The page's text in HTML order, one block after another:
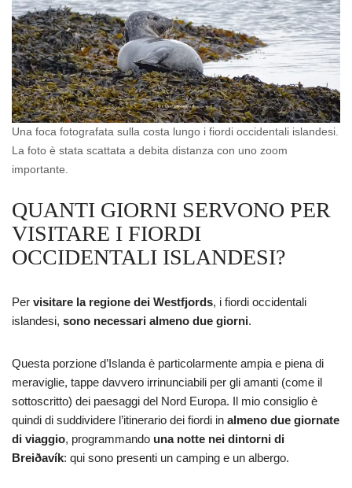
Una foca fotografata sulla costa lungo i fiordi occidentali islandesi.
La foto è stata scattata a debita distanza con uno zoom
importante.
QUANTI GIORNI SERVONO PER
VISITARE I FIORDI
OCCIDENTALI ISLANDESI?
Per visitare la regione dei Westfjords, i fiordi occidentali
islandesi, sono necessari almeno due giorni.
Questa porzione d’Islanda è particolarmente ampia e piena di
meraviglie, tappe davvero irrinunciabili per gli amanti (come il
sottoscritto) dei paesaggi del Nord Europa. Il mio consiglio è
quindi di suddividere l’itinerario dei fiordi in almeno due giornate
di viaggio, programmando una notte nei dintorni di
Breiðavík: qui sono presenti un camping e un albergo.